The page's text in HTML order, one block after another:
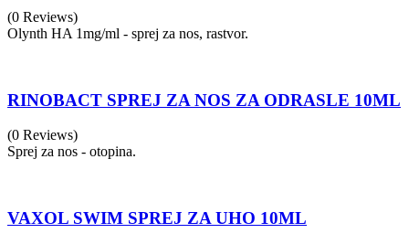
(0 Reviews)
Olynth HA 1mg/ml - sprej za nos, rastvor.
RINOBACT SPREJ ZA NOS ZA ODRASLE 10ML
(0 Reviews)
Sprej za nos - otopina.
VAXOL SWIM SPREJ ZA UHO 10ML